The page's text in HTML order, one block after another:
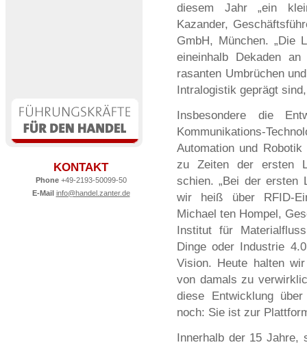
KONTAKT
Phone+49-2193-50099-50
E-Mail info@handel.zanter.de
diesem Jahr „ein
Kazander,
GmbH, München. „Die
eineinhalb Dekaden
rasanten Umbrüchen
Intralogistik geprägt
Insbesondere die
Kommunikations-
Automation und
zu Zeiten der ersten
schien. „Bei der ersten
wir heiß über RFID-
Michael ten Hompel,
Institut für
Dinge oder Industrie
Vision. Heute halten
von damals zu
diese Entwicklung
noch: Sie ist zur
Innerhalb der 15 Jahre,